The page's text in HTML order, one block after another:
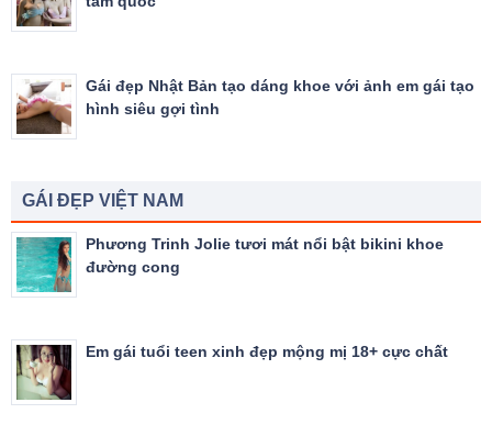
Gái đẹp Nhật Bản tạo dáng khoe với ảnh em gái tạo
hình siêu gợi tình
GÁI ĐẸP VIỆT NAM
Phương Trinh Jolie tươi mát nổi bật bikini khoe
đường cong
Em gái tuổi teen xinh đẹp mộng mị 18+ cực chất